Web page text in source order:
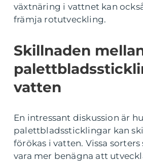
växtnäring i vattnet kan
främja rotutveckling.
Skillnaden
vatten
En intressant diskussion är
palettbladssticklingar kan
förökas i vatten. Vissa
vara mer benägna att